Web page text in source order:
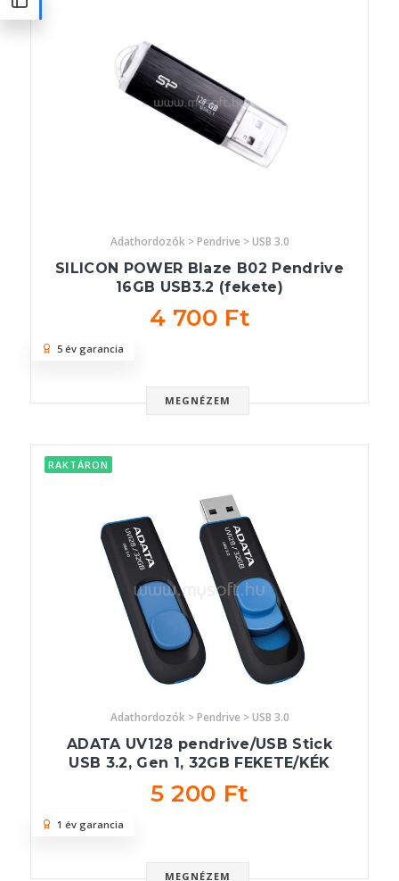
Adathordozók > Pendrive > USB 3.0
SILICON POWER Blaze B02 Pendrive
16GB USB3.2 (fekete)
4 700 Ft
MEGNÉZEM
5 év garancia
RAKTÁRON
Adathordozók > Pendrive > USB 3.0
ADATA UV128 pendrive/USB Stick
USB 3.2, Gen 1, 32GB FEKETE/KÉK
5 200 Ft
MEGNÉZEM
1 év garancia